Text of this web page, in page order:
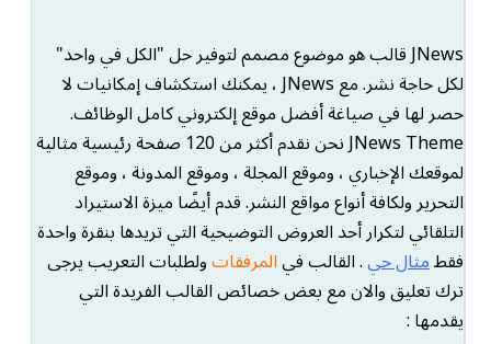
JNews قالب هو موضوع مصمم لتوفير حل "الكل في واحد"
لكل حاجة نشر. مع JNews ، يمكنك استكشاف إمكانيات لا
حصر لها في صياغة أفضل موقع إلكتروني كامل الوظائف.
JNews Theme نحن نقدم أكثر من 120 صفحة رئيسية مثالية
لموقعك الإخباري ، وموقع المجلة ، وموقع المدونة ، وموقع
التحرير ولكافة أنواع مواقع النشر. قدم أيضًا ميزة الاستيراد
التلقائي لتكرار أحد العروض التوضيحية التي تريدها بنقرة واحدة
فقطمثال حي. القالب فيالمرفقاتولطلبات التعريب يرجى
ترك تعليق والان مع بعض خصائص القالب الفريدة التي
يقدمها :